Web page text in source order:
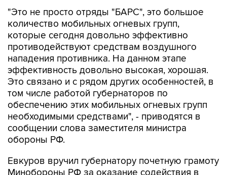
"Это не просто отряды "БАРС", это большое
количество мобильных огневых групп,
которые сегодня довольно эффективно
противодействуют средствам воздушного
нападения противника. На данном этапе
эффективность довольно высокая, хорошая.
Это связано и с рядом других особенностей, в
том числе работой губернаторов по
обеспечению этих мобильных огневых групп
необходимыми средствами", - приводятся в
сообщении слова заместителя министра
обороны РФ.
Евкуров вручил губернатору почетную грамоту